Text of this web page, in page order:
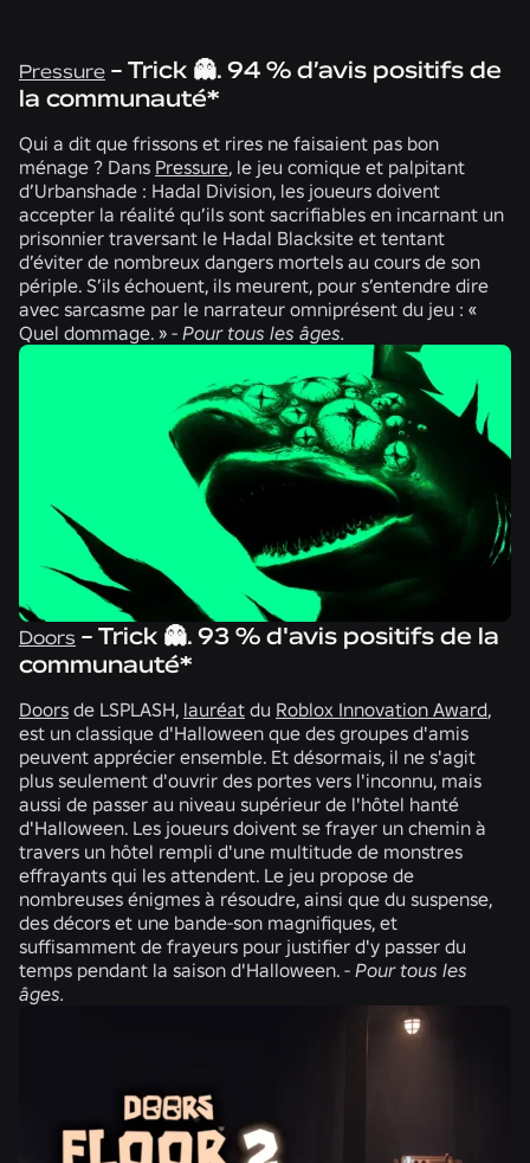
Pressure - Trick 👻. 94 % d’avis positifs de
la communauté*
Qui a dit que frissons et rires ne faisaient pas bon
ménage ? Dans Pressure, le jeu comique et palpitant
d’Urbanshade : Hadal Division, les joueurs doivent
accepter la réalité qu’ils sont sacrifiables en incarnant un
prisonnier traversant le Hadal Blacksite et tentant
d’éviter de nombreux dangers mortels au cours de son
périple. S’ils échouent, ils meurent, pour s’entendre dire
avec sarcasme par le narrateur omniprésent du jeu : «
Quel dommage. » - Pour tous les âges.
Doors - Trick 👻. 93 % d'avis positifs de la
communauté*
Doors de LSPLASH, lauréat du Roblox Innovation Award,
est un classique d'Halloween que des groupes d'amis
peuvent apprécier ensemble. Et désormais, il ne s'agit
plus seulement d'ouvrir des portes vers l'inconnu, mais
aussi de passer au niveau supérieur de l'hôtel hanté
d'Halloween. Les joueurs doivent se frayer un chemin à
travers un hôtel rempli d'une multitude de monstres
effrayants qui les attendent. Le jeu propose de
nombreuses énigmes à résoudre, ainsi que du suspense,
des décors et une bande-son magnifiques, et
suffisamment de frayeurs pour justifier d'y passer du
temps pendant la saison d'Halloween. - Pour tous les
âges.